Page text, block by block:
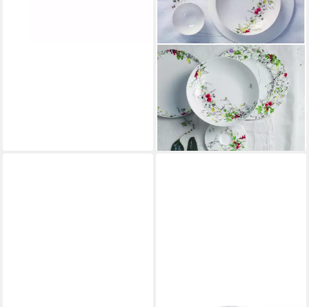
ROSENTHAL
Untertasse Brillance Fleurs
Sauvages Kaffee-Untertasse
15 cm, Untertasse
ab 18,80 €
lieferbar - in 2-3 Werktagen bei dir